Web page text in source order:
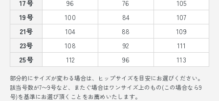
17号
96 76
105
19号
100 84
107
21号
104 88
109
23号
108 92
111
25号
112 96 113
部分的にサイズが変わる場合は、ヒップサイズを目安にお選びください。
該当号数が7〜9号など、またぐ場合はワンサイズ上のもの(この場合なら9
号)を基準にお選び頂くことをお薦めいたします。